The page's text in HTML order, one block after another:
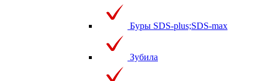
Буры SDS-plus;SDS-max
Зубила